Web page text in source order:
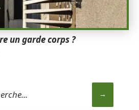
un garde corps ?